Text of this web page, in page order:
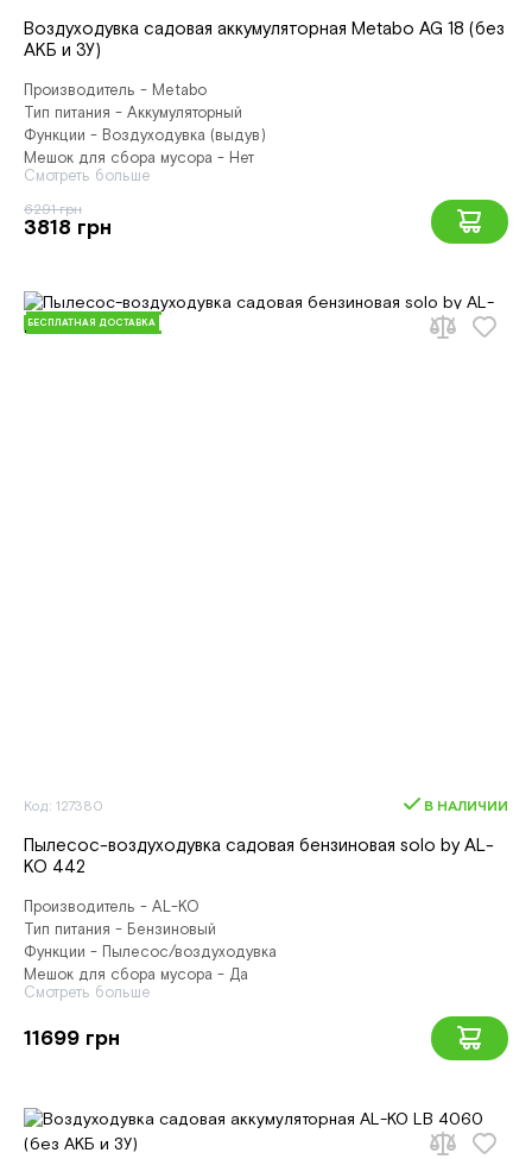
Воздуходувка садовая аккумуляторная Metabo AG 18 (без
АКБ и ЗУ)
Производитель - Metabo
Тип питания - Аккумуляторный
Функции - Воздуходувка (выдув)
Мешок для сбора мусора - Нет
Смотреть больше
6291 грн
3818 грн
БЕСПЛАТНАЯ ДОСТАВКА
Код: 127380 В НАЛИЧИИ
Пылесос-воздуходувка садовая бензиновая solo by AL-
KO 442
Производитель - AL-KO
Тип питания - Бензиновый
Функции - Пылесос/воздуходувка
Мешок для сбора мусора - Да
Смотреть больше
11699 грн